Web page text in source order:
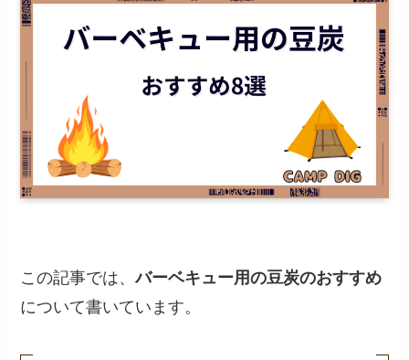
この記事では、バーベキュー用の豆炭のおすすめ
について書いています。